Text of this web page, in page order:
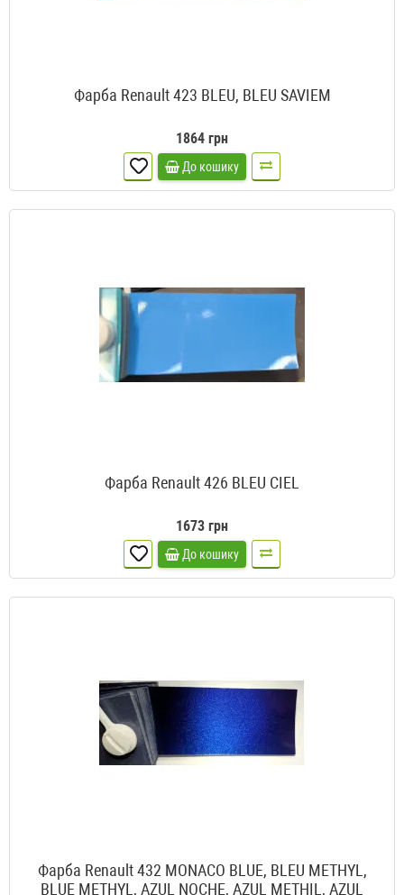
Фарба Renault 423 BLEU, BLEU SAVIEM
1864 грн
До кошику
Фарба Renault 426 BLEU CIEL
1673 грн
До кошику
Фарба Renault 432 MONACO BLUE, BLEU METHYL,
BLUE METHYL, AZUL NOCHE, AZUL METHIL, AZUL